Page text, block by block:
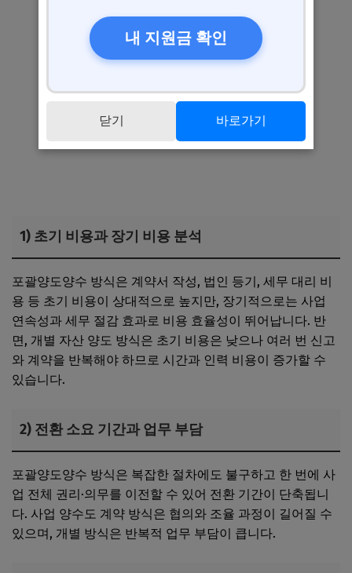
1) 초기 비용과 장기 비용 분석
포괄양도양수 방식은 계약서 작성, 법인 등기, 세무 대리 비
용 등 초기 비용이 상대적으로 높지만, 장기적으로는 사업
연속성과 세무 절감 효과로 비용 효율성이 뛰어납니다. 반
면, 개별 자산 양도 방식은 초기 비용은 낮으나 여러 번 신고
와 계약을 반복해야 하므로 시간과 인력 비용이 증가할 수
있습니다.
2) 전환 소요 기간과 업무 부담
포괄양도양수 방식은 복잡한 절차에도 불구하고 한 번에 사
업 전체 권리·의무를 이전할 수 있어 전환 기간이 단축됩니
다. 사업 양수도 계약 방식은 협의와 조율 과정이 길어질 수
있으며, 개별 방식은 반복적 업무 부담이 큽니다.
내 지원금 확인
닫기 바로가기